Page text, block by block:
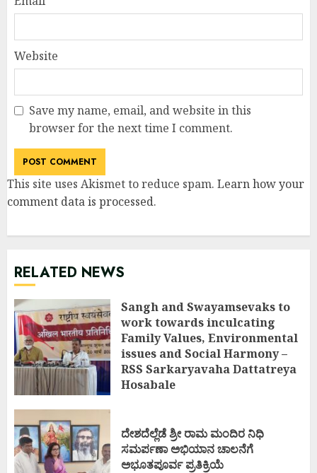
Website
Save my name, email, and website in this
browser for the next time I comment.
This site uses Akismet to reduce spam. Learn how your
comment data is processed.
RELATED NEWS
Sangh and Swayamsevaks to
work towards inculcating
Family Values, Environmental
issues and Social Harmony –
RSS Sarkaryavaha Dattatreya
Hosabale
ದೇಶದೆಲ್ಲೆಡೆ ಶ್ರೀ ರಾಮ ಮಂದಿರ ನಿಧಿ
ಸಮರ್ಪಣಾ ಅಭಿಯಾನ ಚಾಲನೆಗೆ
ಅಭೂತಪೂರ್ವ ಪ್ರತಿಕ್ರಿಯೆ